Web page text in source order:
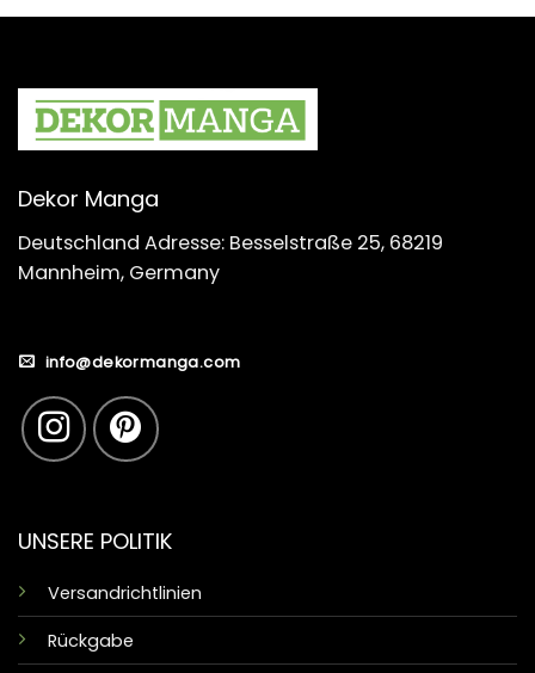
Dekor Manga
Deutschland Adresse: Besselstraße 25, 68219
Mannheim, Germany
info@dekormanga.com
UNSERE POLITIK
Versandrichtlinien
Rückgabe